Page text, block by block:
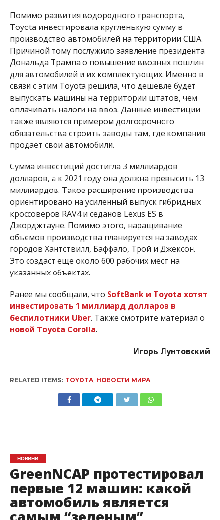
Помимо развития водородного транспорта,
Toyota инвестировала кругленькую сумму в
производство автомобилей на территории США.
Причиной тому послужило заявление президента
Дональда Трампа о повышение ввозных пошлин
для автомобилей и их комплектующих. Именно в
связи с этим Toyota решила, что дешевле будет
выпускать машины на территории штатов, чем
оплачивать налоги на ввоз. Данные инвестиции
также являются примером долгосрочного
обязательства строить заводы там, где компания
продает свои автомобили.
Сумма инвестиций достигла 3 миллиардов
долларов, а к 2021 году она должна превысить 13
миллиардов. Такое расширение производства
ориентировано на усиленный выпуск гибридных
кроссоверов RAV4 и седанов Lexus ES в
Джорджтауне. Помимо этого, наращивание
объемов производства планируется на заводах
городов Хантствилл, Баффало, Трой и Джексон.
Это создаст еще около 600 рабочих мест на
указанных объектах.
Ранее мы сообщали, что SoftBank и Toyota хотят
инвестировать 1 миллиард долларов в
беспилотники Uber. Также смотрите материал о
новой Toyota Corolla.
Игорь Лунтовский
RELATED ITEMS: TOYOTA, НОВОСТИ МИРА
НОВИНИ
GreenNCAP протестировал
первые 12 машин: какой
автомобиль является